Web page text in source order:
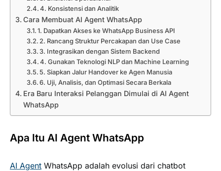
4. Konsistensi dan Analitik
Cara Membuat AI Agent WhatsApp
1. Dapatkan Akses ke WhatsApp Business API
2. Rancang Struktur Percakapan dan Use Case
3. Integrasikan dengan Sistem Backend
4. Gunakan Teknologi NLP dan Machine Learning
5. Siapkan Jalur Handover ke Agen Manusia
6. Uji, Analisis, dan Optimasi Secara Berkala
Era Baru Interaksi Pelanggan Dimulai di AI Agent
WhatsApp
Apa Itu AI Agent WhatsApp
AI Agent WhatsApp adalah evolusi dari chatbot